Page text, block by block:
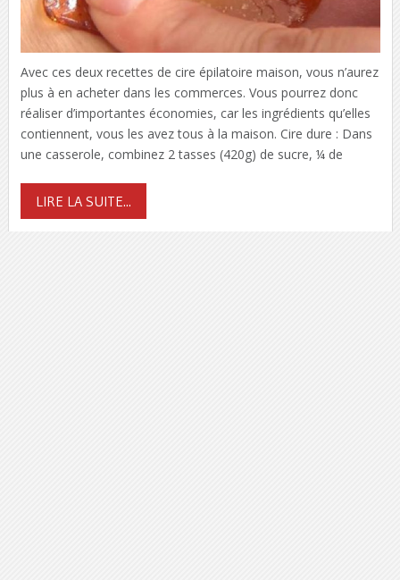
Avec ces deux recettes de cire épilatoire maison, vous n’aurez
plus à en acheter dans les commerces. Vous pourrez donc
réaliser d’importantes économies, car les ingrédients qu’elles
contiennent, vous les avez tous à la maison. Cire dure : Dans
une casserole, combinez 2 tasses (420g) de sucre, ¼ de
LIRE LA SUITE...